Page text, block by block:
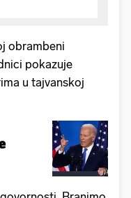
obrambeni
pokazuje
u tajvanskoj